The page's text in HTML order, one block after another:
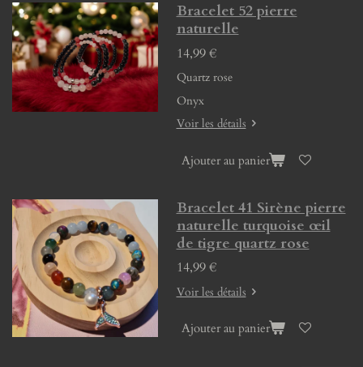
Bracelet 52 pierre
naturelle
14,99 €
Quartz rose
Onyx
Voir les détails
Ajouter au panier
Bracelet 41 Sirène pierre
naturelle turquoise œil
de tigre quartz rose
14,99 €
Voir les détails
Ajouter au panier